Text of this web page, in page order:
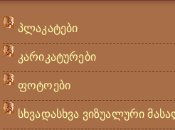
პლაკატები
კარიკატურები
ფოტოები
სხვადასხვა ვიზუალური